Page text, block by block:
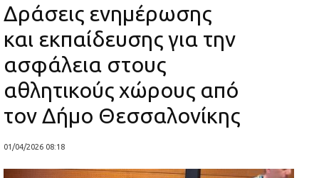
Δράσεις ενημέρωσης
και εκπαίδευσης για την
ασφάλεια στους
αθλητικούς χώρους από
τον Δήμο Θεσσαλονίκης
01/04/2026 08:18